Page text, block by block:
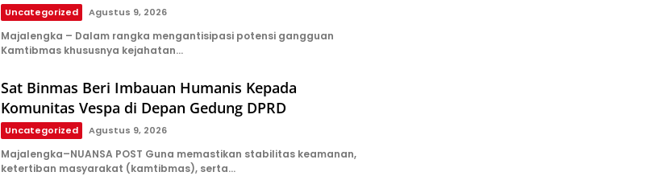
Uncategorized Agustus 9, 2026
Majalengka – Dalam rangka mengantisipasi potensi gangguan
Kamtibmas khususnya kejahatan…
Sat Binmas Beri Imbauan Humanis Kepada
Komunitas Vespa di Depan Gedung DPRD
Uncategorized Agustus 9, 2026
Majalengka–NUANSA POST Guna memastikan stabilitas keamanan,
ketertiban masyarakat (kamtibmas), serta…